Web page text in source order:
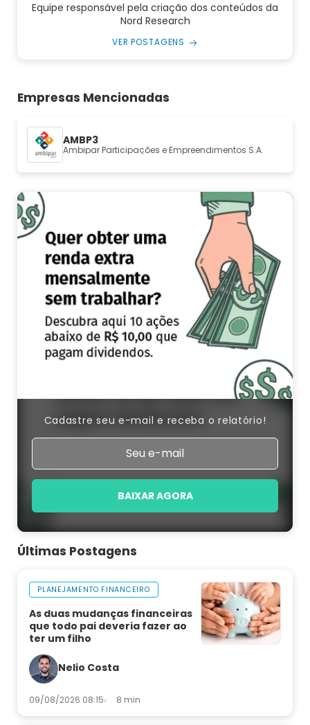
Equipe responsável pela criação dos conteúdos da
Nord Research
VER POSTAGENS
Empresas Mencionadas
AMBP3
Ambipar Participações e Empreendimentos S.A.
Cadastre seu e-mail e receba o relatório!
BAIXAR AGORA
Últimas Postagens
PLANEJAMENTO FINANCEIRO
As duas mudanças financeiras
que todo pai deveria fazer ao
ter um filho
Nelio Costa
09/08/2026 08:15 8 min